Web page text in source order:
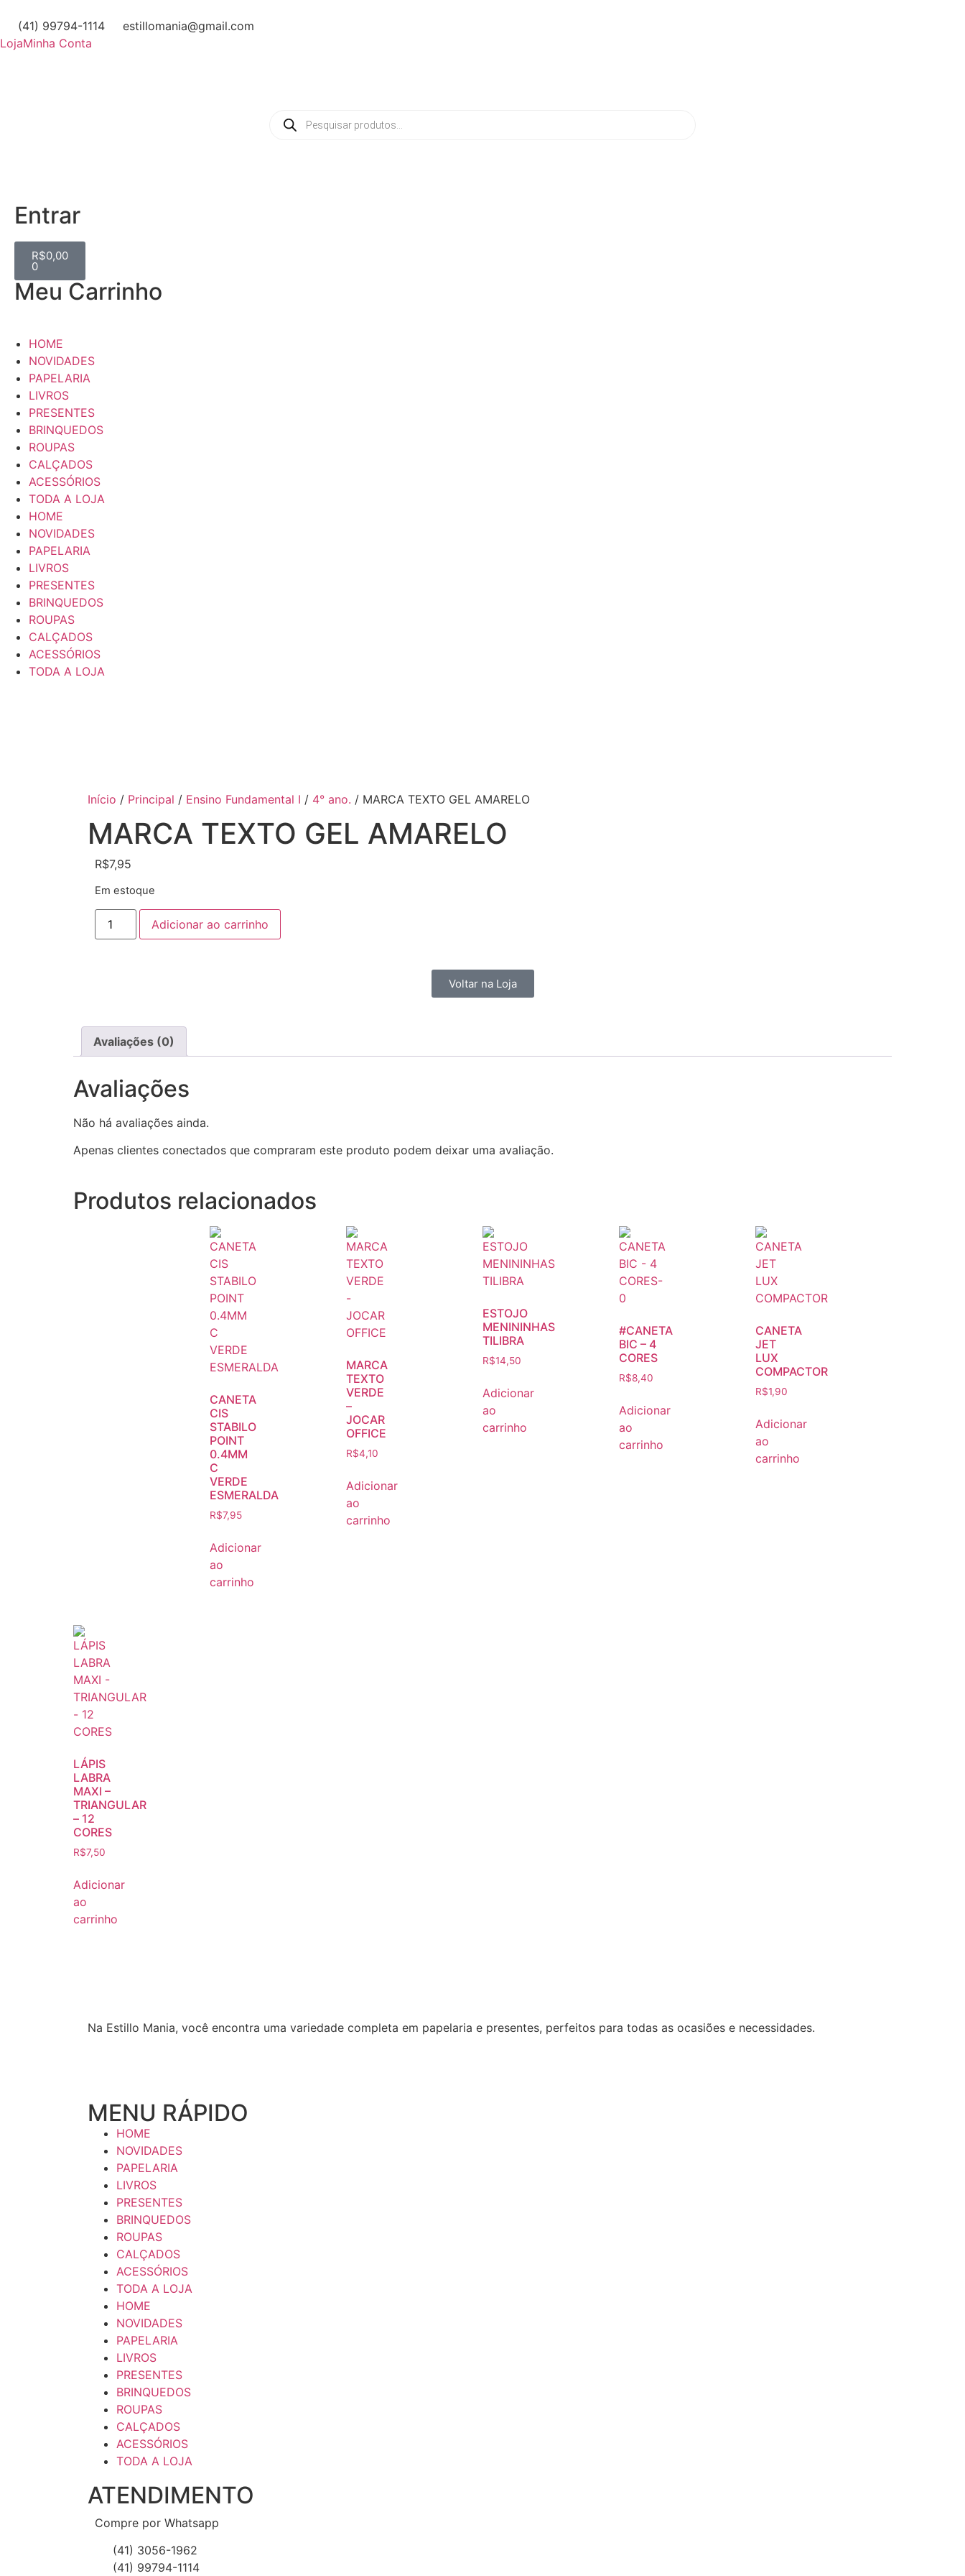
(41) 99794-1114
estillomania@gmail.com
LojaMinha Conta
Entrar
R$0,00
0
Meu Carrinho
HOME
NOVIDADES
PAPELARIA
LIVROS
PRESENTES
BRINQUEDOS
ROUPAS
CALÇADOS
ACESSÓRIOS
TODA A LOJA
HOME
NOVIDADES
PAPELARIA
LIVROS
PRESENTES
BRINQUEDOS
ROUPAS
CALÇADOS
ACESSÓRIOS
TODA A LOJA
Início / Principal / Ensino Fundamental I / 4° ano. / MARCA TEXTO GEL AMARELO
MARCA TEXTO GEL AMARELO
R$7,95
Em estoque
Adicionar ao carrinho
Voltar na Loja
Avaliações (0)
Avaliações
Não há avaliações ainda.
Apenas clientes conectados que compraram este produto podem deixar uma avaliação.
Produtos relacionados
CANETA
CIS
STABILO
POINT
0.4MM
C
VERDE
ESMERALDA
R$7,95
Adicionar
ao
carrinho
MARCA
TEXTO
VERDE
–
JOCAR
OFFICE
R$4,10
Adicionar
ao
carrinho
ESTOJO
MENININHAS
TILIBRA
R$14,50
Adicionar
ao
carrinho
#CANETA
BIC – 4
CORES
R$8,40
Adicionar
ao
carrinho
CANETA
JET
LUX
COMPACTOR
R$1,90
Adicionar
ao
carrinho
LÁPIS
LABRA
MAXI –
TRIANGULAR
– 12
CORES
R$7,50
Adicionar
ao
carrinho
Na Estillo Mania, você encontra uma variedade completa em papelaria e presentes, perfeitos para todas as ocasiões e necessidades.
MENU RÁPIDO
HOME
NOVIDADES
PAPELARIA
LIVROS
PRESENTES
BRINQUEDOS
ROUPAS
CALÇADOS
ACESSÓRIOS
TODA A LOJA
HOME
NOVIDADES
PAPELARIA
LIVROS
PRESENTES
BRINQUEDOS
ROUPAS
CALÇADOS
ACESSÓRIOS
TODA A LOJA
ATENDIMENTO
Compre por Whatsapp
(41) 3056-1962
(41) 99794-1114